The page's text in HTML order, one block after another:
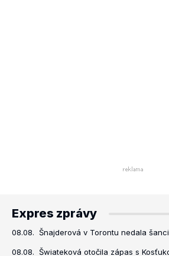
Expres zprávy
08.08. Šnajderová v Torontu nedala
08.08. Šwiateková otočila zápas s